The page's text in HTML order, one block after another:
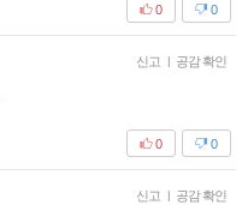
0
0
신고 | 공감 확인
0
0
신고 | 공감 확인